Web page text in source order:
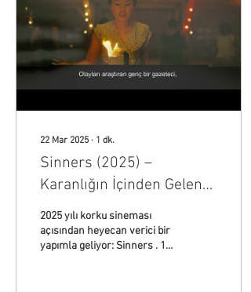
22 Mar 2025 ∙ 1 dk.
Sinners (2025) –
Karanlığın İçinden Gelen
Yeni Korku Filmi
2025 yılı korku sineması
açısından heyecan verici bir
yapımla geliyor: Sinners . 18